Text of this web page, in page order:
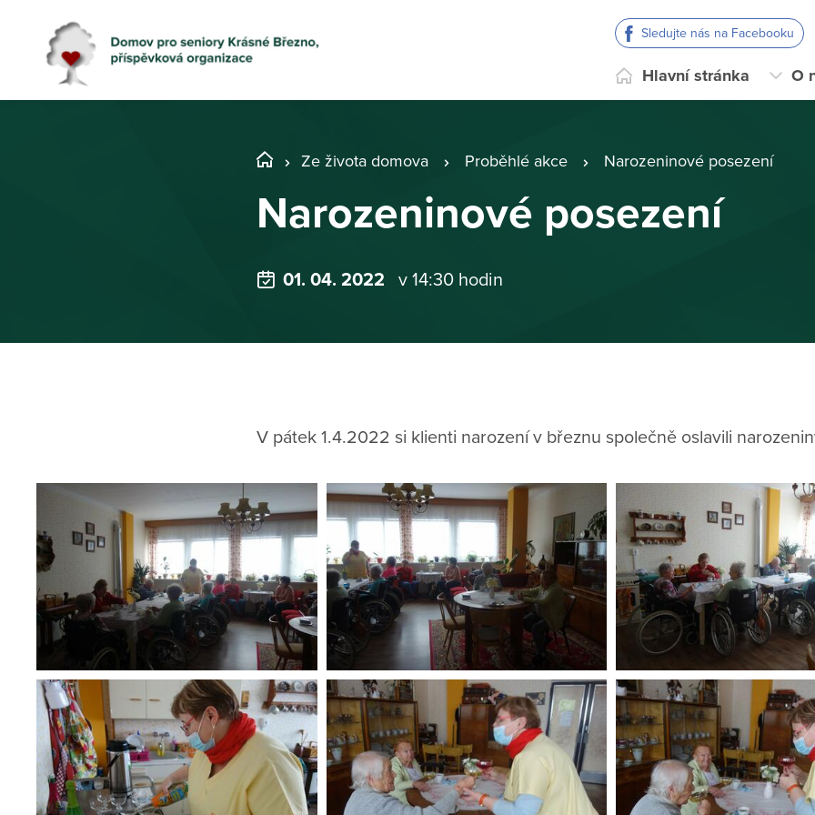
Sledujte nás na Facebooku
Hlavní stránka O
Ze života domova Proběhlé akce Narozeninové posezení
Narozeninové posezení
01. 04. 2022 v 14:30 hodin
V pátek 1.4.2022 si klienti narození v březnu společně oslavili